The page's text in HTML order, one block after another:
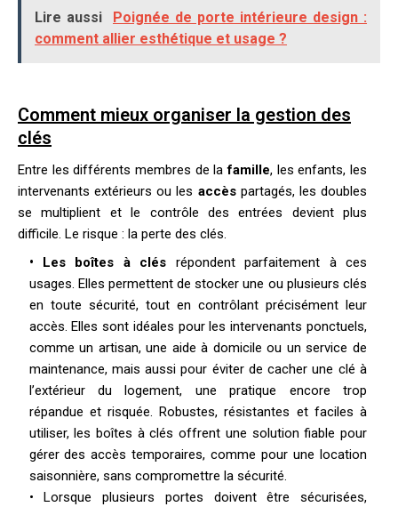
Lire aussi
Poignée de porte intérieure design :
comment allier esthétique et usage ?
Comment mieux organiser la gestion des
clés
Entre les différents membres de lafamille, les enfants, les
intervenants extérieurs ou les accès partagés, les doubles
se multiplient et le contrôle des entrées devient plus
difficile. Le risque : la perte des clés.
• Les boîtes à clés répondent parfaitement à ces
usages. Elles permettent de stocker une ou plusieurs clés
en toute sécurité, tout en contrôlant précisément leur
accès. Elles sont idéales pour les intervenants ponctuels,
comme un artisan, une aide à domicile ou un service de
maintenance, mais aussi pour éviter de cacher une clé à
l’extérieur du logement, une pratique encore trop
répandue et risquée. Robustes, résistantes et faciles à
utiliser, les boîtes à clés offrent une solution fiable pour
gérer des accès temporaires, comme pour une location
saisonnière, sans compromettre la sécurité.
• Lorsque plusieurs portes doivent être sécurisées,